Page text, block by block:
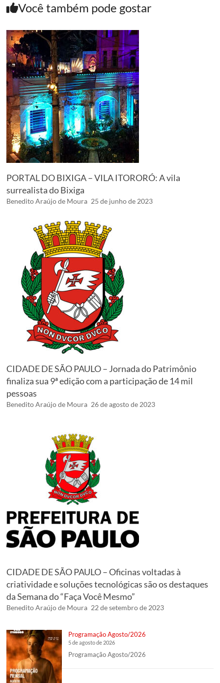
Você também pode gostar
PORTAL DO BIXIGA – VILA ITORORÓ: A vila
surrealista do Bixiga
Benedito Araújo de Moura 25 de junho de 2023
CIDADE DE SÃO PAULO – Jornada do Patrimônio
finaliza sua 9ª edição com a participação de 14 mil
pessoas
Benedito Araújo de Moura 26 de agosto de 2023
CIDADE DE SÃO PAULO – Oficinas voltadas à
criatividade e soluções tecnológicas são os destaques
da Semana do “Faça Você Mesmo”
Benedito Araújo de Moura 22 de setembro de 2023
Programação Agosto/2026
5 de agosto de 2026
Programação Agosto/2026